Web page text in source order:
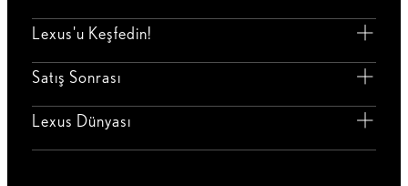
Lexus'u Keşfedin!
Satış Sonrası
Lexus Dünyası